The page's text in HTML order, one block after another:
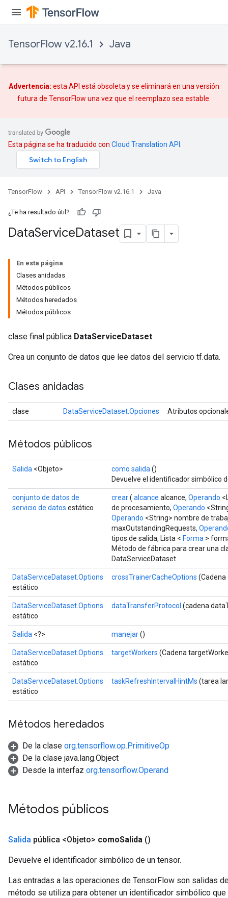
TensorFlow v2.16.1 Java
Advertencia: esta API está obsoleta y se eliminará en una versión
futura de TensorFlow una vez que el reemplazo sea estable.
Esta página se ha traducido con Cloud Translation API
TensorFlow API TensorFlow v2.16.1 Java
¿Te ha resultado útil?
DataServiceDataset
En esta página
Clases anidadas
Métodos públicos
Métodos heredados
Métodos públicos
clase final pública DataServiceDataset
Crea un conjunto de datos que lee datos del servicio tf.data.
Clases anidadas
clase DataServiceDataset.Opciones Atributos
Métodos públicos
Salida <Objeto> como salida ()
Devuelve el identificador simbólico
conjunto de datos de
servicio de datos estático
crear( alcance alcance, Operando
de procesamiento, Operando
Operando <String> nombre de
maxOutstandingRequests,
tipos de salida, Lista < Forma >
Método de fábrica para crear una
DataServiceDataset.
DataServiceDataset.Options
estático
crossTrainerCacheOptions (Cadena
DataServiceDataset.Options
estático
dataTransferProtocol (cadena
Salida <?> manejar()
DataServiceDataset.Options
estático
targetWorkers (Cadena
DataServiceDataset.Options
estático
taskRefreshIntervalHintMs (tarea
Métodos heredados
De la clase org.tensorflow.op.PrimitiveOp
De la clase java.lang.Object
Desde la interfaz org.tensorflow.Operand
Métodos públicos
Salida pública <Objeto> comoSalida ()
Devuelve el identificador simbólico de un tensor.
Las entradas a las operaciones de TensorFlow son salidas
método se utiliza para obtener un identificador simbólico